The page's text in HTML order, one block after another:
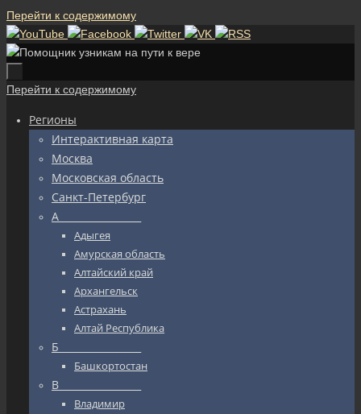
Перейти к содержимому
Перейти к содержимому
Регионы
Интерактивная карта
Москва
Московская область
Санкт-Петербург
А_________________
Адыгея
Амурская область
Алтайский край
Архангельск
Астрахань
Алтай Республика
Б_________________
Башкортостан
В_________________
Владимир